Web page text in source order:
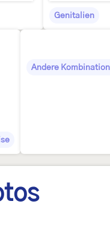
Genitalien
Andere